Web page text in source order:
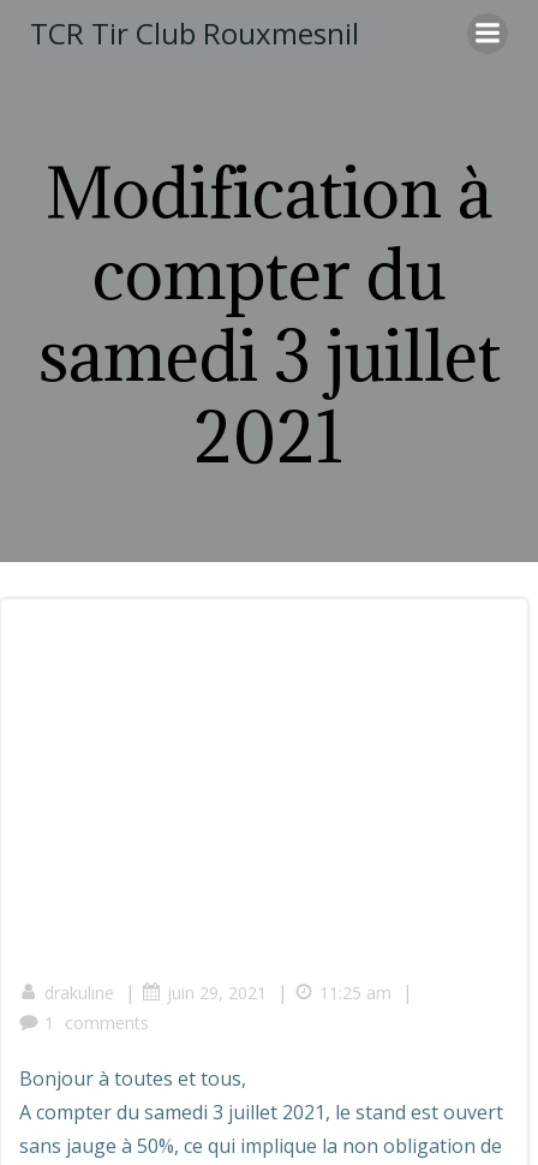
au
TCR Tir Club Rouxmesnil
Modification à
compter du
samedi 3 juillet
2021
drakuline | juin 29, 2021 | 11:25 am |
1 comments
Bonjour à toutes et tous,
A compter du samedi 3 juillet 2021, le stand est ouvert
sans jauge à 50%, ce qui implique la non obligation de